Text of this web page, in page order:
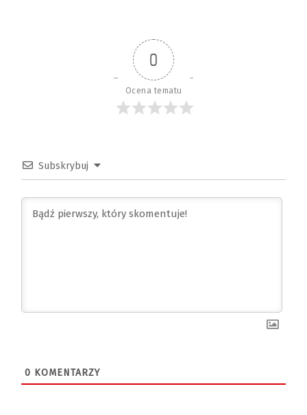
0
Ocena tematu
Subskrybuj
0 KOMENTARZY